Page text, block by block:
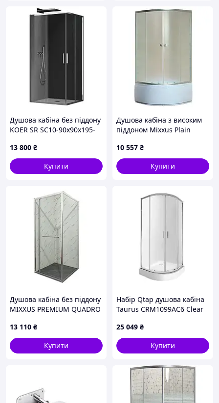
Душова кабіна без піддону
KOER SR SC10-90x90x195-
CLEAN 6мм хром (KR5942)
13 800 ₴
Купити
Душова кабіна з високим
піддоном Mixxus Plain
напівкругла
10 557 ₴
Купити
Душова кабіна без піддону
MIXXUS PREMIUM QUADRO
CHROME прозоре скло 6мм
(MI8290)
13 110 ₴
Купити
Набір Qtap душова кабіна
Taurus CRM1099AC6 Clear
Robin 309912C 90x90x12 см
із сифоном
25 049 ₴
Купити